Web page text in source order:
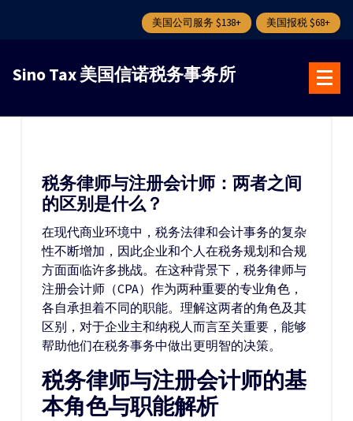
美国公司服务 $138+ 美国报税 $68+
Sino Tax 美国信诺税务事务所
税务律师与注册会计师：两者之间
的区别是什么？
在现代商业环境中，税务法律和会计事务的复杂
性不断增加，因此企业和个人在税务规划和合规
方面面临许多挑战。在这种背景下，税务律师与
注册会计师（CPA）作为两种重要的专业角色，
各自承担着不同的职能。理解这两者的角色及其
区别，对于企业主和纳税人而言至关重要，能够
帮助他们在税务事务中做出更明智的决策。
税务律师与注册会计师的基
本角色与职能解析